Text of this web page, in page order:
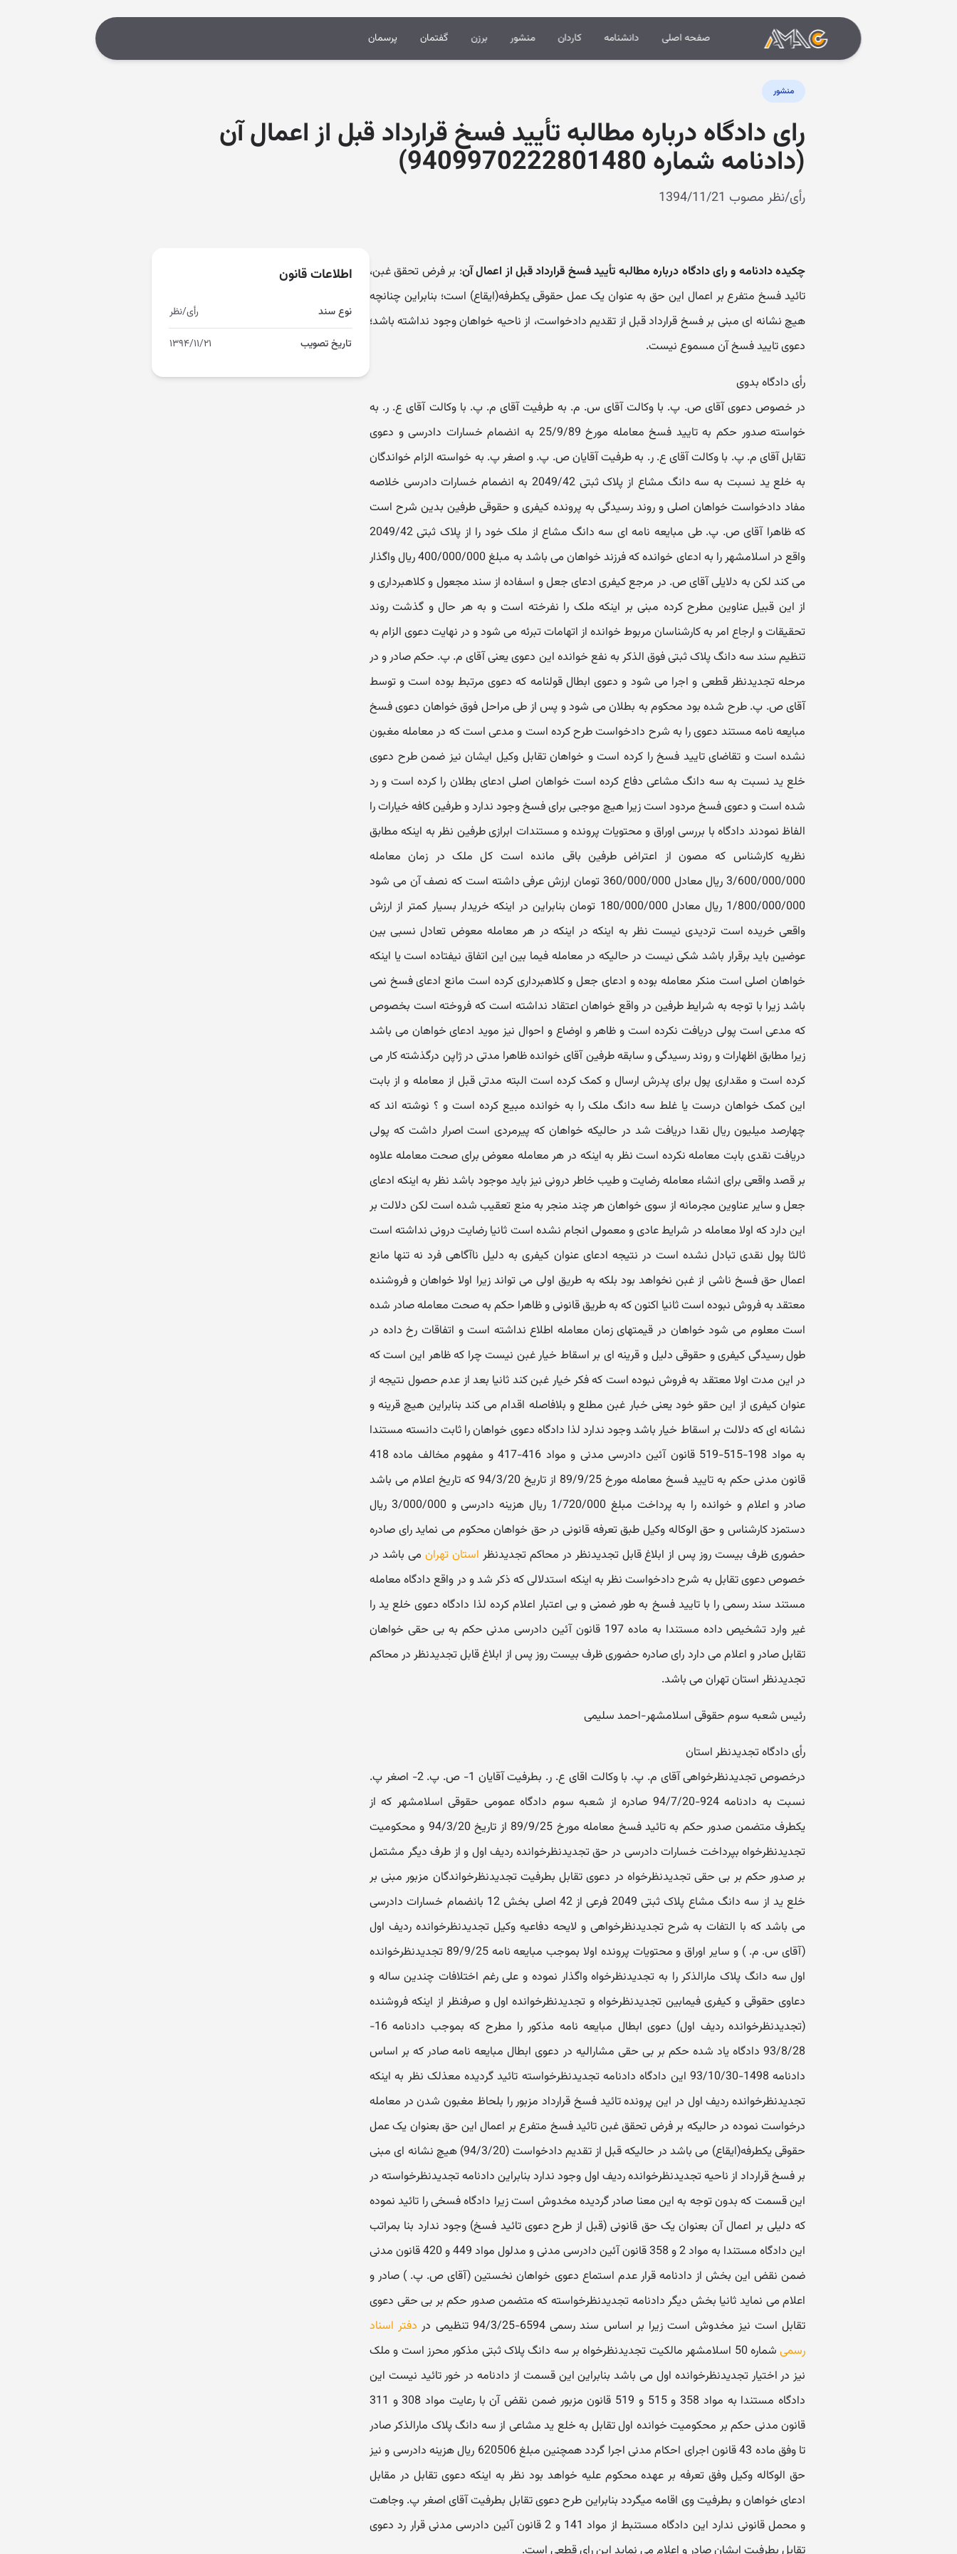
صفحه اصلی دانشنامه کاردان منشور برزن گفتمان پرسمان
منشور
رای دادگاه درباره مطالبه تأیید فسخ قرارداد قبل از اعمال آن
(دادنامه شماره 9409970222801480)
رأی/نظر مصوب 1394/11/21
چکیده دادنامه و رای دادگاه درباره مطالبه تأیید فسخ قرارداد قبل از اعمال آن: بر فرض تحقق غبن،
تائید فسخ متفرع بر اعمال این حق به عنوان یک عمل حقوقی یکطرفه(ایقاع) است؛ بنابراین چنانچه
هیچ نشانه ای مبنی بر فسخ قرارداد قبل از تقدیم دادخواست، از ناحیه خواهان وجود نداشته باشد؛
دعوی تایید فسخ آن مسموع نیست.
رأی دادگاه بدوی
در خصوص دعوی آقای ص. پ. با وکالت آقای س. م. به طرفیت آقای م. پ. با وکالت آقای ع. ر. به
خواسته صدور حکم به تایید فسخ معامله مورخ 25/9/89 به انضمام خسارات دادرسی و دعوی
تقابل آقای م. پ. با وکالت آقای ع. ر. به طرفیت آقایان ص. پ. و اصغر پ. به خواسته الزام خواندگان
به خلع ید نسبت به سه دانگ مشاع از پلاک ثبتی 2049/42 به انضمام خسارات دادرسی خلاصه
مفاد دادخواست خواهان اصلی و روند رسیدگی به پرونده کیفری و حقوقی طرفین بدین شرح است
که ظاهرا آقای ص. پ. طی مبایعه نامه ای سه دانگ مشاع از ملک خود را از پلاک ثبتی 2049/42
واقع در اسلامشهر را به ادعای خوانده که فرزند خواهان می باشد به مبلغ 400/000/000 ریال واگذار
می کند لکن به دلایلی آقای ص. در مرجع کیفری ادعای جعل و اسفاده از سند مجعول و کلاهبرداری و
از این قبیل عناوین مطرح کرده مبنی بر اینکه ملک را نفرخته است و به هر حال و گذشت روند
تحقیقات و ارجاع امر به کارشناسان مربوط خوانده از اتهامات تبرئه می شود و در نهایت دعوی الزام به
تنظیم سند سه دانگ پلاک ثبتی فوق الذکر به نفع خوانده این دعوی یعنی آقای م. پ. حکم صادر و در
مرحله تجدیدنظر قطعی و اجرا می شود و دعوی ابطال قولنامه که دعوی مرتبط بوده است و توسط
آقای ص. پ. طرح شده بود محکوم به بطلان می شود و پس از طی مراحل فوق خواهان دعوی فسخ
مبایعه نامه مستند دعوی را به شرح دادخواست طرح کرده است و مدعی است که در معامله مغبون
نشده است و تقاضای تایید فسخ را کرده است و خواهان تقابل وکیل ایشان نیز ضمن طرح دعوی
خلع ید نسبت به سه دانگ مشاعی دفاع کرده است خواهان اصلی ادعای بطلان را کرده است و رد
شده است و دعوی فسخ مردود است زیرا هیچ موجبی برای فسخ وجود ندارد و طرفین کافه خیارات را
الفاظ نمودند دادگاه با بررسی اوراق و محتویات پرونده و مستندات ابرازی طرفین نظر به اینکه مطابق
نظریه کارشناس که مصون از اعتراض طرفین باقی مانده است کل ملک در زمان معامله
3/600/000/000 ریال معادل 360/000/000 تومان ارزش عرفی داشته است که نصف آن می شود
1/800/000/000 ریال معادل 180/000/000 تومان بنابراین در اینکه خریدار بسیار کمتر از ارزش
واقعی خریده است تردیدی نیست نظر به اینکه در اینکه در هر معامله معوض تعادل نسبی بین
عوضین باید برقرار باشد شکی نیست در حالیکه در معامله فیما بین این اتفاق نیفتاده است یا اینکه
خواهان اصلی است منکر معامله بوده و ادعای جعل و کلاهبرداری کرده است مانع ادعای فسخ نمی
باشد زیرا با توجه به شرایط طرفین در واقع خواهان اعتقاد نداشته است که فروخته است بخصوص
که مدعی است پولی دریافت نکرده است و ظاهر و اوضاع و احوال نیز موید ادعای خواهان می باشد
زیرا مطابق اظهارات و روند رسیدگی و سابقه طرفین آقای خوانده ظاهرا مدتی در ژاپن درگذشته کار می
کرده است و مقداری پول برای پدرش ارسال و کمک کرده است البته مدتی قبل از معامله و از بابت
این کمک خواهان درست یا غلط سه دانگ ملک را به خوانده مبیع کرده است و ؟ نوشته اند که
چهارصد میلیون ریال نقدا دریافت شد در حالیکه خواهان که پیرمردی است اصرار داشت که پولی
دریافت نقدی بابت معامله نکرده است نظر به اینکه در هر معامله معوض برای صحت معامله علاوه
بر قصد واقعی برای انشاء معامله رضایت و طیب خاطر درونی نیز باید موجود باشد نظر به اینکه ادعای
جعل و سایر عناوین مجرمانه از سوی خواهان هر چند منجر به منع تعقیب شده است لکن دلالت بر
این دارد که اولا معامله در شرایط عادی و معمولی انجام نشده است ثانیا رضایت درونی نداشته است
ثالثا پول نقدی تبادل نشده است در نتیجه ادعای عنوان کیفری به دلیل ناآگاهی فرد نه تنها مانع
اعمال حق فسخ ناشی از غبن نخواهد بود بلکه به طریق اولی می تواند زیرا اولا خواهان و فروشنده
معتقد به فروش نبوده است ثانیا اکنون که به طریق قانونی و ظاهرا حکم به صحت معامله صادر شده
است معلوم می شود خواهان در قیمتهای زمان معامله اطلاع نداشته است و اتفاقات رخ داده در
طول رسیدگی کیفری و حقوقی دلیل و قرینه ای بر اسقاط خیار غبن نیست چرا که ظاهر این است که
در این مدت اولا معتقد به فروش نبوده است که فکر خیار غبن کند ثانیا بعد از عدم حصول نتیجه از
عنوان کیفری از این حقو خود یعنی خبار غبن مطلع و بلافاصله اقدام می کند بنابراین هیچ قرینه و
نشانه ای که دلالت بر اسقاط خیار باشد وجود ندارد لذا دادگاه دعوی خواهان را ثابت دانسته مستندا
به مواد 198-515-519 قانون آئین دادرسی مدنی و مواد 416-417 و مفهوم مخالف ماده 418
قانون مدنی حکم به تایید فسخ معامله مورخ 89/9/25 از تاریخ 94/3/20 که تاریخ اعلام می باشد
صادر و اعلام و خوانده را به پرداخت مبلغ 1/720/000 ریال هزینه دادرسی و 3/000/000 ریال
دستمزد کارشناس و حق الوکاله وکیل طبق تعرفه قانونی در حق خواهان محکوم می نماید رای صادره
حضوری ظرف بیست روز پس از ابلاغ قابل تجدیدنظر در محاکم تجدیدنظر استان تهران می باشد در
خصوص دعوی تقابل به شرح دادخواست نظر به اینکه استدلالی که ذکر شد و در واقع دادگاه معامله
مستند سند رسمی را با تایید فسخ به طور ضمنی و بی اعتبار اعلام کرده لذا دادگاه دعوی خلع ید را
غیر وارد تشخیص داده مستندا به ماده 197 قانون آئین دادرسی مدنی حکم به بی حقی خواهان
تقابل صادر و اعلام می دارد رای صادره حضوری ظرف بیست روز پس از ابلاغ قابل تجدیدنظر در محاکم
تجدیدنظر استان تهران می باشد.
رئیس شعبه سوم حقوقی اسلامشهر-احمد سلیمی
رأی دادگاه تجدیدنظر استان
درخصوص تجدیدنظرخواهی آقای م. پ. با وکالت اقای ع. ر. بطرفیت آقایان 1- ص. پ. 2- اصغر پ.
نسبت به دادنامه 924-94/7/20 صادره از شعبه سوم دادگاه عمومی حقوقی اسلامشهر که از
یکطرف متضمن صدور حکم به تائید فسخ معامله مورخ 89/9/25 از تاریخ 94/3/20 و محکومیت
تجدیدنظرخواه بپرداخت خسارات دادرسی در حق تجدیدنظرخوانده ردیف اول و از طرف دیگر مشتمل
بر صدور حکم بر بی حقی تجدیدنظرخواه در دعوی تقابل بطرفیت تجدیدنظرخواندگان مزبور مبنی بر
خلع ید از سه دانگ مشاع پلاک ثبتی 2049 فرعی از 42 اصلی بخش 12 بانضمام خسارات دادرسی
می باشد که با التفات به شرح تجدیدنظرخواهی و لایحه دفاعیه وکیل تجدیدنظرخوانده ردیف اول
(آقای س. م. ) و سایر اوراق و محتویات پرونده اولا بموجب مبایعه نامه 89/9/25 تجدیدنظرخوانده
اول سه دانگ پلاک مارالذکر را به تجدیدنظرخواه واگذار نموده و علی رغم اختلافات چندین ساله و
دعاوی حقوقی و کیفری فیمابین تجدیدنظرخواه و تجدیدنظرخوانده اول و صرفنظر از اینکه فروشنده
(تجدیدنظرخوانده ردیف اول) دعوی ابطال مبایعه نامه مذکور را مطرح که بموجب دادنامه 16-
93/8/28 دادگاه یاد شده حکم بر بی حقی مشارالیه در دعوی ابطال مبایعه نامه صادر که بر اساس
دادنامه 1498-93/10/30 این دادگاه دادنامه تجدیدنظرخواسته تائید گردیده معذلک نظر به اینکه
تجدیدنظرخوانده ردیف اول در این پرونده تائید فسخ قرارداد مزبور را بلحاظ مغبون شدن در معامله
درخواست نموده در حالیکه بر فرض تحقق غبن تائید فسخ متفرع بر اعمال این حق بعنوان یک عمل
حقوقی یکطرفه(ایقاع) می باشد در حالیکه قبل از تقدیم دادخواست (94/3/20) هیچ نشانه ای مبنی
بر فسخ قرارداد از ناحیه تجدیدنظرخوانده ردیف اول وجود ندارد بنابراین دادنامه تجدیدنظرخواسته در
این قسمت که بدون توجه به این معنا صادر گردیده مخدوش است زیرا دادگاه فسخی را تائید نموده
که دلیلی بر اعمال آن بعنوان یک حق قانونی (قبل از طرح دعوی تائید فسخ) وجود ندارد بنا بمراتب
این دادگاه مستندا به مواد 2 و 358 قانون آئین دادرسی مدنی و مدلول مواد 449 و 420 قانون مدنی
ضمن نقض این بخش از دادنامه قرار عدم استماع دعوی خواهان نخستین (آقای ص. پ. ) صادر و
اعلام می نماید ثانیا بخش دیگر دادنامه تجدیدنظرخواسته که متضمن صدور حکم بر بی حقی دعوی
تقابل است نیز مخدوش است زیرا بر اساس سند رسمی 6594-94/3/25 تنظیمی در
دفتر اسناد
رسمی
شماره 50 اسلامشهر مالکیت تجدیدنظرخواه بر سه دانگ پلاک ثبتی مذکور محرز است و ملک
نیز در اختیار تجدیدنظرخوانده اول می باشد بنابراین این قسمت از دادنامه در خور تائید نیست این
دادگاه مستندا به مواد 358 و 515 و 519 قانون مزبور ضمن نقض آن با رعایت مواد 308 و 311
قانون مدنی حکم بر محکومیت خوانده اول تقابل به خلع ید مشاعی از سه دانگ پلاک مارالذکر صادر
تا وفق ماده 43 قانون اجرای احکام مدنی اجرا گردد همچنین مبلغ 620506 ریال هزینه دادرسی و نیز
حق الوکاله وکیل وفق تعرفه بر عهده محکوم علیه خواهد بود نظر به اینکه دعوی تقابل در مقابل
ادعای خواهان و بطرفیت وی اقامه میگردد بنابراین طرح دعوی تقابل بطرفیت آقای اصغر پ. وجاهت
و محمل قانونی ندارد این دادگاه مستنبط از مواد 141 و 2 قانون آئین دادرسی مدنی قرار رد دعوی
اطلاعات قانون
نوع سند رأی/نظر
تاریخ تصویب ۱۳۹۴/۱۱/۲۱